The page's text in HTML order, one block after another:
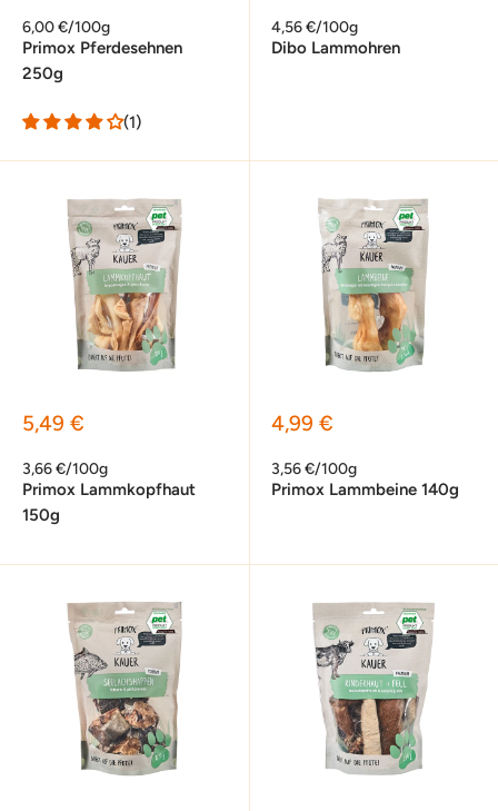
6,00 €/100g
Primox Pferdesehnen
250g
(1)
4,56 €/100g
Dibo Lammohren
Sonderpreis
5,49 €
3,66 €/100g
Primox Lammkopfhaut
150g
Sonderpreis
4,99 €
3,56 €/100g
Primox Lammbeine 140g